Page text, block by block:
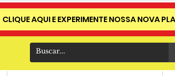
CLIQUE AQUI E EXPERIMENTE NOSSA NOVA